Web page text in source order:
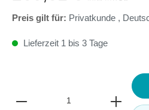
Preis gilt für: Privatkunde ,
Lieferzeit 1 bis 3 Tage